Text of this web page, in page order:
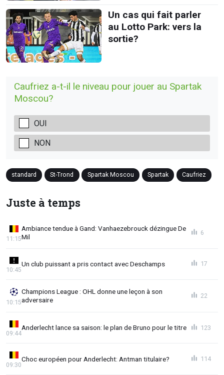
Un cas qui fait parler
au Lotto Park: vers la
sortie?
Caufriez a-t-il le niveau pour jouer au Spartak
Moscou?
OUI
NON
standard St-Trond Spartak Moscou Spartak Caufriez
Juste à temps
Ambiance tendue à Gand: Vanhaezebrouck dézingue De
Mil
11:15
6
Un club puissant a pris contact avec Deschamps
10:45
17
Champions League : OHL donne une leçon à son
adversaire
10:15
22
Anderlecht lance sa saison: le plan de Bruno pour le titre
09:44
123
Choc européen pour Anderlecht: Antman titulaire?
09:30
114